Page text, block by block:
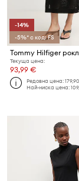
-14%
-5%* с код: FS
Tommy Hilfiger
Текуща цена:
93,99 €
Редовна цена:
Най-ниска цена: